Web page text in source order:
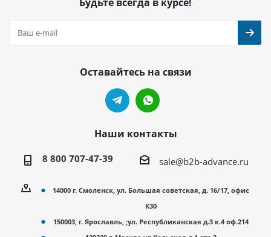
Оставайтесь на связи
Наши контакты
8 800 707-47-39 sale@b2b-advance.ru
14000 г. Смоленск, ул. Большая советская, д. 16/17, офис
К30
150003, г. Ярославль, ;ул. Республиканская д.3 к.4 оф.214